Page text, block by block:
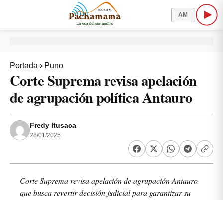
AM
Portada › Puno
Corte Suprema revisa apelación
de agrupación política Antauro
Fredy Itusaca
28/01/2025
Corte Suprema revisa apelación de agrupación Antauro
que busca revertir decisión judicial para garantizar su